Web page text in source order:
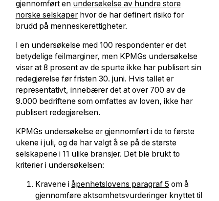
gjennomført en undersøkelse av hundre store
norske selskaperhvor de har definert risiko for
brudd på menneskerettigheter.
I en undersøkelse med 100 respondenter er det
betydelige feilmarginer, men KPMGs undersøkelse
viser at 8 prosent av de spurte ikke har publisert sin
redegjørelse før fristen 30. juni. Hvis tallet er
representativt, innebærer det at over 700 av de
9.000 bedriftene som omfattes av loven, ikke har
publisert redegjørelsen.
KPMGs undersøkelse er gjennomført i de to første
ukene i juli, og de har valgt å se på de største
selskapene i 11 ulike bransjer. Det ble brukt to
kriterier i undersøkelsen:
Kravene i åpenhetslovens paragraf 5 om å
gjennomføre aktsomhetsvurderinger knyttet til